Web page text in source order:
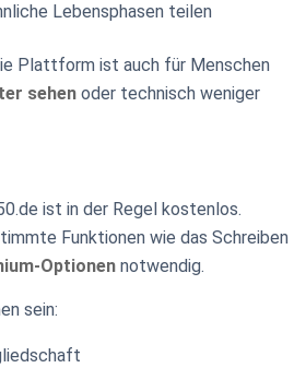
Lebensphasen teilen
Plattform ist auch für Menschen
sehen oder technisch weniger
ist in der Regel kostenlos.
Funktionen wie das Schreiben
Optionen notwendig.
sein: